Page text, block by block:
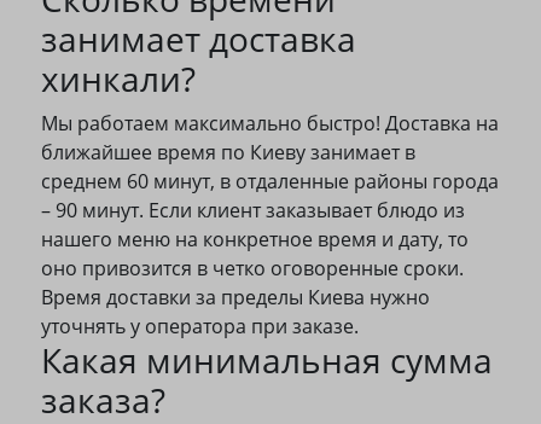
занимает доставка
хинкали?
Мы работаем максимально быстро! Доставка на
ближайшее время по Киеву занимает в
среднем 60 минут, в отдаленные районы города
– 90 минут. Если клиент заказывает блюдо из
нашего меню на конкретное время и дату, то
оно привозится в четко оговоренные сроки.
Время доставки за пределы Киева нужно
уточнять у оператора при заказе.
Какая минимальная сумма
заказа?